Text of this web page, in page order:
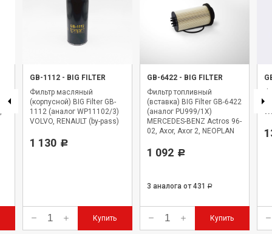
GB-1112 - BIG FILTER
Фильтр масляный
(корпусной) BIG Filter GB-
1112 (аналог WP11102/3)
VOLVO, RENAULT (by-pass)
1 130 Р
Купить
GB-6422 - BIG FILTER
Фильтр топливный
(вставка) BIG Filter GB-6422
(аналог PU999/1X)
MERCEDES-BENZ Actros 96-
02, Axor, Axor 2, NEOPLAN
1 092 Р
3 аналога от 431 Р
Купить